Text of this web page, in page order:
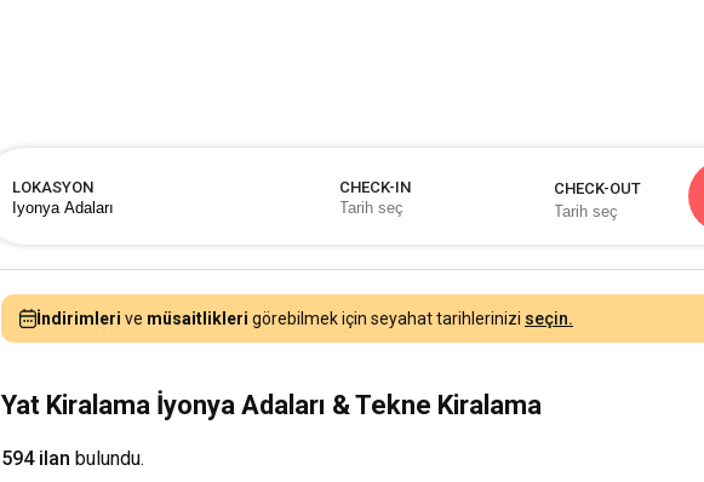
LOKASYON CHECK-IN CHECK-OUT
İndirimleri ve müsaitlikleri görebilmek için seyahat tarihlerinizi seçin.
Yat Kiralama İyonya Adaları & Tekne Kiralama
594 ilan bulundu.